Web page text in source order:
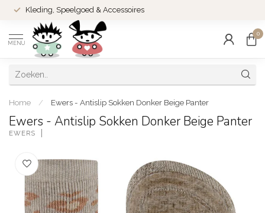
Kleding, Speelgoed & Accessoires
MENU
0
Home / Ewers - Antislip Sokken Donker Beige Panter
Ewers - Antislip Sokken Donker Beige Panter
EWERS